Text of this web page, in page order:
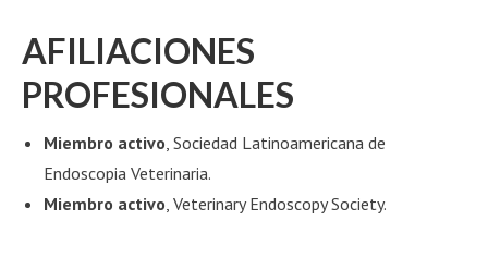
AFILIACIONES
PROFESIONALES
Miembro activo, Sociedad Latinoamericana de
Endoscopia Veterinaria.
Miembro activo, Veterinary Endoscopy Society.